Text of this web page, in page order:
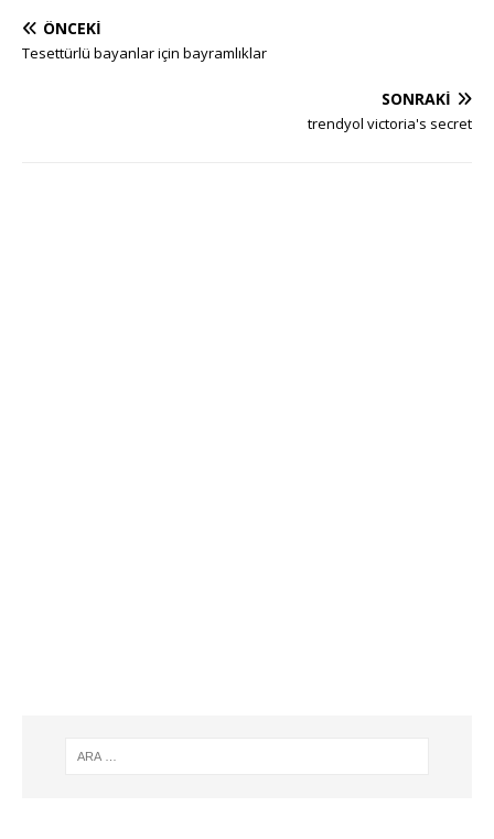
ÖNCEKI
Tesettürlü bayanlar için bayramlıklar
SONRAKI
trendyol victoria's secret